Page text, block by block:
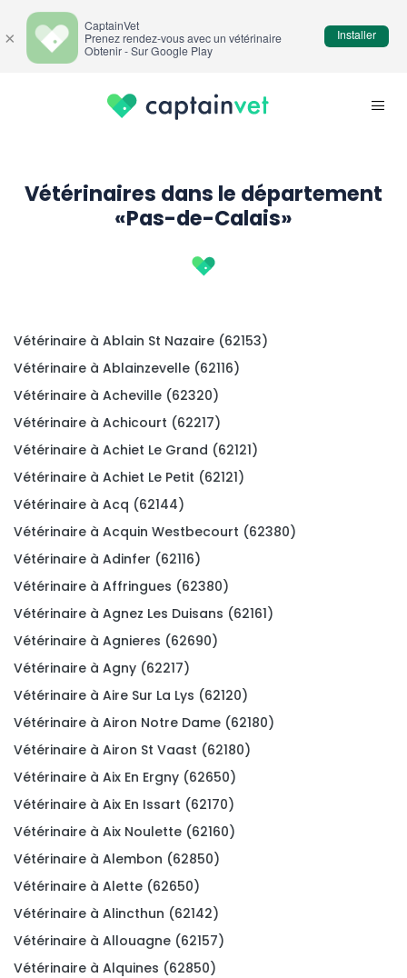
Vétérinaires dans le département
«Pas-de-Calais»
Vétérinaire à Ablain St Nazaire (62153)
Vétérinaire à Ablainzevelle (62116)
Vétérinaire à Acheville (62320)
Vétérinaire à Achicourt (62217)
Vétérinaire à Achiet Le Grand (62121)
Vétérinaire à Achiet Le Petit (62121)
Vétérinaire à Acq (62144)
Vétérinaire à Acquin Westbecourt (62380)
Vétérinaire à Adinfer (62116)
Vétérinaire à Affringues (62380)
Vétérinaire à Agnez Les Duisans (62161)
Vétérinaire à Agnieres (62690)
Vétérinaire à Agny (62217)
Vétérinaire à Aire Sur La Lys (62120)
Vétérinaire à Airon Notre Dame (62180)
Vétérinaire à Airon St Vaast (62180)
Vétérinaire à Aix En Ergny (62650)
Vétérinaire à Aix En Issart (62170)
Vétérinaire à Aix Noulette (62160)
Vétérinaire à Alembon (62850)
Vétérinaire à Alette (62650)
Vétérinaire à Alincthun (62142)
Vétérinaire à Allouagne (62157)
Vétérinaire à Alquines (62850)
×
CaptainVet
Prenez rendez-vous avec un vétérinaire
Obtenir - Sur Google Play
Installer